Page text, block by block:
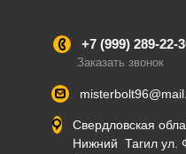
+7 (999) 289-22-
Заказать звонок
Свердловская
Нижний Тагил ул.